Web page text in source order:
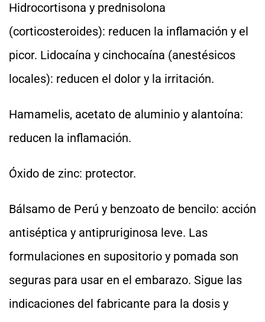
Hidrocortisona y prednisolona
(corticosteroides): reducen la inflamación y el
picor. Lidocaína y cinchocaína (anestésicos
locales): reducen el dolor y la irritación.
Hamamelis, acetato de aluminio y alantoína:
reducen la inflamación.
Óxido de zinc: protector.
Bálsamo de Perú y benzoato de bencilo: acción
antiséptica y antipruriginosa leve. Las
formulaciones en supositorio y pomada son
seguras para usar en el embarazo. Sigue las
indicaciones del fabricante para la dosis y